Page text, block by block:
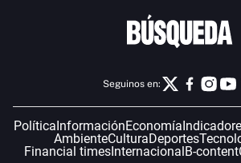
Seguinos en:
PolíticaInformaciónEconomía
AmbienteCulturaDeportes
Financial timesInternacionalB-content